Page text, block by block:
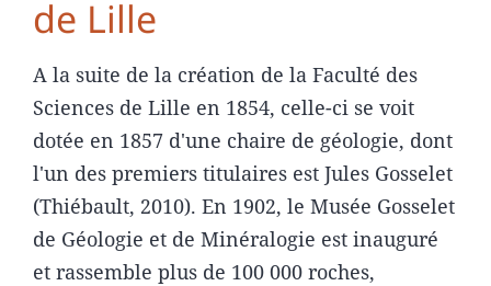
de Lille
A la suite de la création de la Faculté des
Sciences de Lille en 1854, celle-ci se voit
dotée en 1857 d'une chaire de géologie, dont
l'un des premiers titulaires est Jules Gosselet
(Thiébault, 2010). En 1902, le Musée Gosselet
de Géologie et de Minéralogie est inauguré
et rassemble plus de 100 000 roches,